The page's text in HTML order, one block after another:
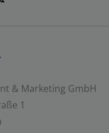
& Marketing GmbH
1